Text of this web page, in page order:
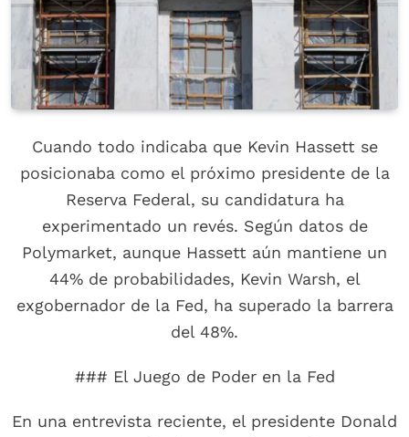
Cuando todo indicaba que Kevin Hassett se
posicionaba como el próximo presidente de la
Reserva Federal, su candidatura ha
experimentado un revés. Según datos de
Polymarket, aunque Hassett aún mantiene un
44% de probabilidades, Kevin Warsh, el
exgobernador de la Fed, ha superado la barrera
del 48%.
### El Juego de Poder en la Fed
En una entrevista reciente, el presidente Donald